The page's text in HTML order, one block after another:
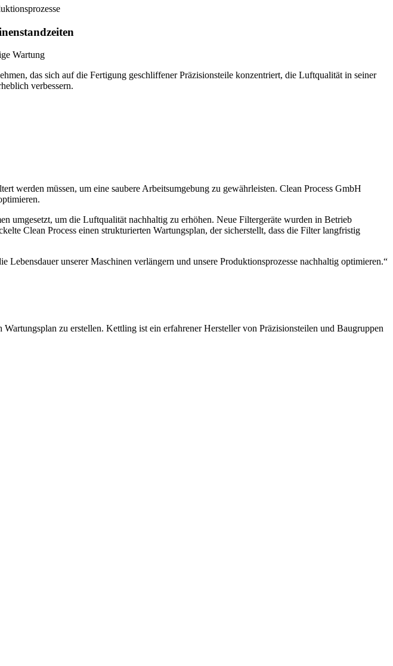
Wartung
das sich auf die Fertigung geschliffener Präzisionsteile konzentriert, die Luftqualität in seiner
verbessern.
werden müssen, um eine saubere Arbeitsumgebung zu gewährleisten. Clean Process GmbH
umgesetzt, um die Luftqualität nachhaltig zu erhöhen. Neue Filtergeräte wurden in Betrieb
Clean Process einen strukturierten Wartungsplan, der sicherstellt, dass die Filter langfristig
unserer Maschinen verlängern und unsere Produktionsprozesse nachhaltig optimieren.“
zu erstellen. Kettling ist ein erfahrener Hersteller von Präzisionsteilen und Baugruppen